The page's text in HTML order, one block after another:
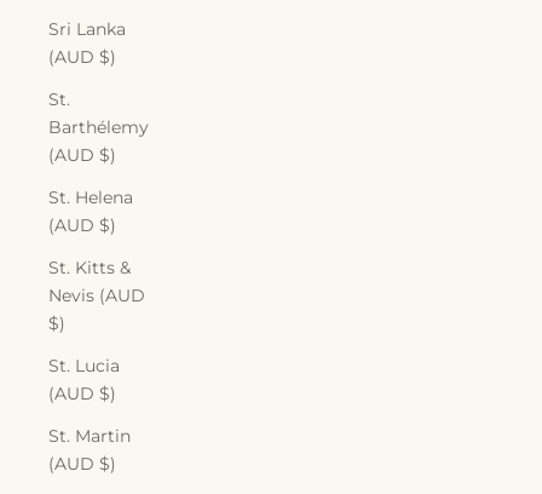
Sri Lanka
(AUD $)
St.
Barthélemy
(AUD $)
St. Helena
(AUD $)
St. Kitts &
Nevis (AUD
$)
St. Lucia
(AUD $)
St. Martin
(AUD $)